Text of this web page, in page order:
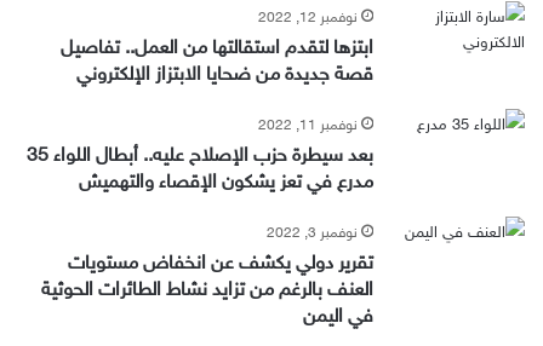
نوفمبر 12, 2022
ابتزها لتقدم استقالتها من العمل.. تفاصيل
قصة جديدة من ضحايا الابتزاز الإلكتروني
نوفمبر 11, 2022
بعد سيطرة حزب الإصلاح عليه.. أبطال اللواء 35
مدرع في تعز يشكون الإقصاء والتهميش
نوفمبر 3, 2022
تقرير دولي يكشف عن انخفاض مستويات
العنف بالرغم من تزايد نشاط الطائرات الحوثية
في اليمن